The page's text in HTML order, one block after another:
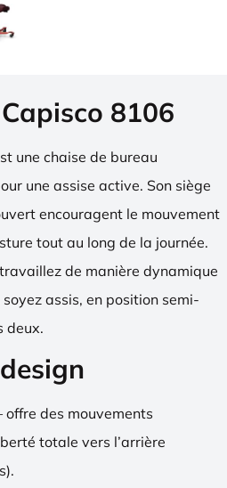
8106
une chaise de bureau
une assise active. Son siège
encouragent le mouvement
tout au long de la journée.
de manière dynamique
assis, en position semi-
deux.
des mouvements
totale vers l’arrière